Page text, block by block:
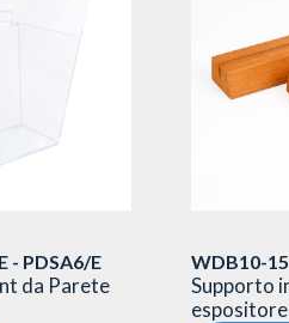
- PDSA6/E
da Parete
WDB10-
Supporto